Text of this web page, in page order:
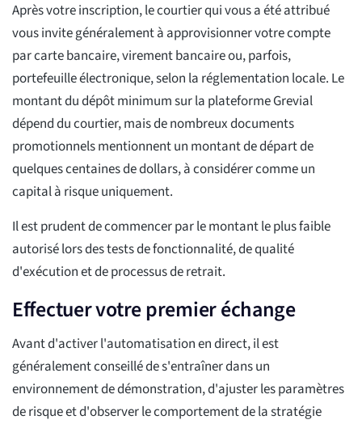
Après votre inscription, le courtier qui vous a été attribué
vous invite généralement à approvisionner votre compte
par carte bancaire, virement bancaire ou, parfois,
portefeuille électronique, selon la réglementation locale. Le
montant du dépôt minimum sur la plateforme Grevial
dépend du courtier, mais de nombreux documents
promotionnels mentionnent un montant de départ de
quelques centaines de dollars, à considérer comme un
capital à risque uniquement.
Il est prudent de commencer par le montant le plus faible
autorisé lors des tests de fonctionnalité, de qualité
d'exécution et de processus de retrait.
Effectuer votre premier échange
Avant d'activer l'automatisation en direct, il est
généralement conseillé de s'entraîner dans un
environnement de démonstration, d'ajuster les paramètres
de risque et d'observer le comportement de la stratégie